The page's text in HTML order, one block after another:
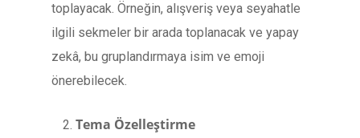
toplayacak. Örneğin, alışveriş veya seyahatle
ilgili sekmeler bir arada toplanacak ve yapay
zekâ, bu gruplandırmaya isim ve emoji
önerebilecek.
Tema Özelleştirme